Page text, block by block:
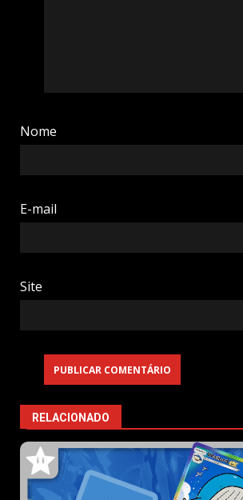
Nome
E-mail
Site
RELACIONADO